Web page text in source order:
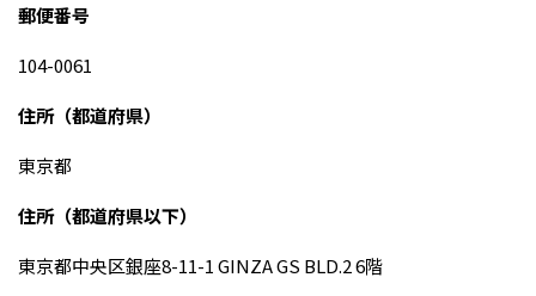
郵便番号
104-0061
住所（都道府県）
東京都
住所（都道府県以下）
東京都中央区銀座8-11-1 GINZA GS BLD.2 6階